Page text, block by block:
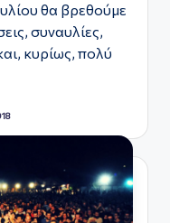
θα βρεθούμε
συναυλίες,
κυρίως, πολύ